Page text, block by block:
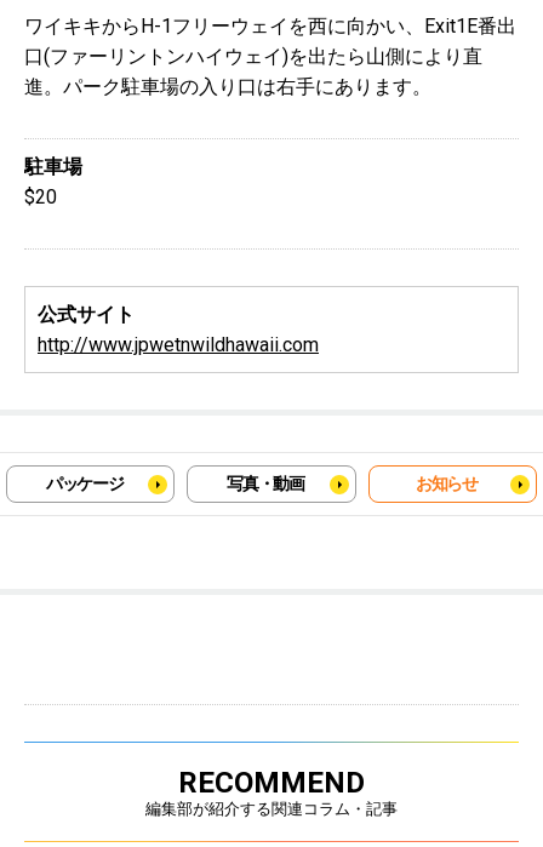
ワイキキからH-1フリーウェイを西に向かい、Exit1E番出
口(ファーリントンハイウェイ)を出たら山側により直
進。パーク駐車場の入り口は右手にあります。
駐車場
$20
公式サイト
http://www.jpwetnwildhawaii.com
パッケージ 写真・動画 お知らせ
RECOMMEND
編集部が紹介する関連コラム・記事